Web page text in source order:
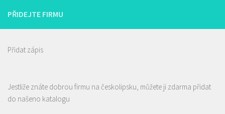
PŘIDEJTE FIRMU
Přidat zápis
Jestliže znáte dobrou firmu na českolipsku, můžete ji zdarma přidat
do našeno katalogu